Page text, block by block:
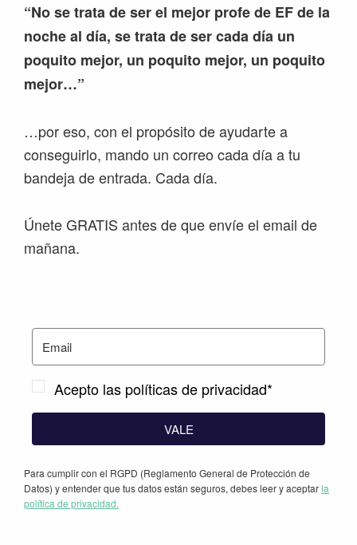
“No se trata de ser el mejor profe de EF de la
noche al día, se trata de ser cada día un
poquito mejor, un poquito mejor, un poquito
mejor…”
…por eso, con el propósito de ayudarte a
conseguirlo, mando un correo cada día a tu
bandeja de entrada. Cada día.
Únete GRATIS antes de que envíe el email de
mañana.
Acepto las políticas de privacidad*
VALE
Para cumplir con el RGPD (Reglamento General de Protección de
Datos) y entender que tus datos están seguros, debes leer y aceptarla
política de privacidad.